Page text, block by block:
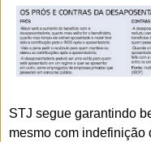
STJ segue garantindo
mesmo com indefinição